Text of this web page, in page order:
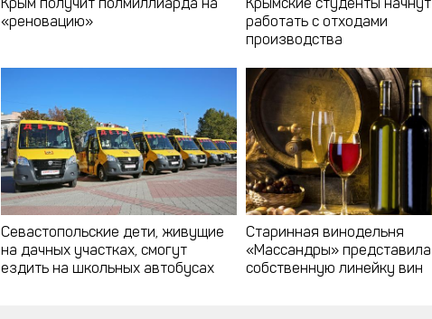
Крым получит полмиллиарда на
«реновацию»
Крымские студенты начнут
работать с отходами
производства
Севастопольские дети, живущие
на дачных участках, смогут
ездить на школьных автобусах
Старинная винодельня
«Массандры» представила
собственную линейку вин